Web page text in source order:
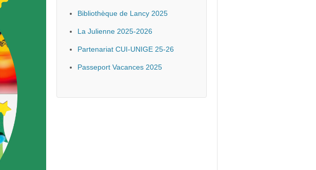
Bibliothèque de Lancy 2025
La Julienne 2025-2026
Partenariat CUI-UNIGE 25-26
Passeport Vacances 2025